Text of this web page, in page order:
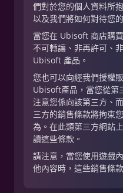
們對於您的個人資料所
以及我們將如何對待您
當您在 Ubisoft 商店購
不可轉讓、非再許可、
Ubisoft 產品。
您也可以向經我們授權
Ubisoft產品，當您從第
注意您係向該第三方、
三方的銷售條款將拘束
為。在此類第三方網站
讀這些條款。
請注意，當您使用遊戲
他內容時，這些銷售條